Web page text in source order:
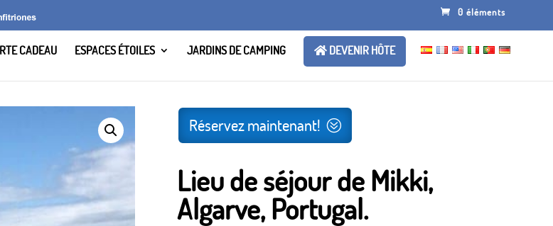
0 éléments
CADEAU ESPACES ÉTOILES JARDINS DE CAMPING
DEVENIR HÔTE
Réservez maintenant!
Lieu de séjour de Mikki,
Algarve, Portugal.